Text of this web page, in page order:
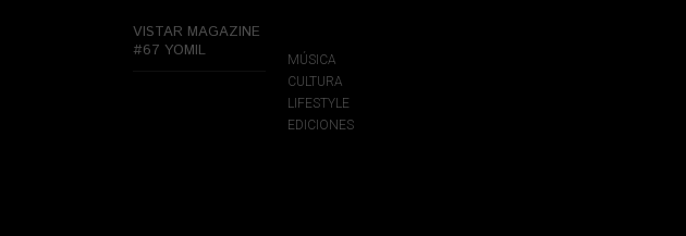
VISTAR MAGAZINE
#67 YOMIL
MÚSICA
CULTURA
LIFESTYLE
EDICIONES